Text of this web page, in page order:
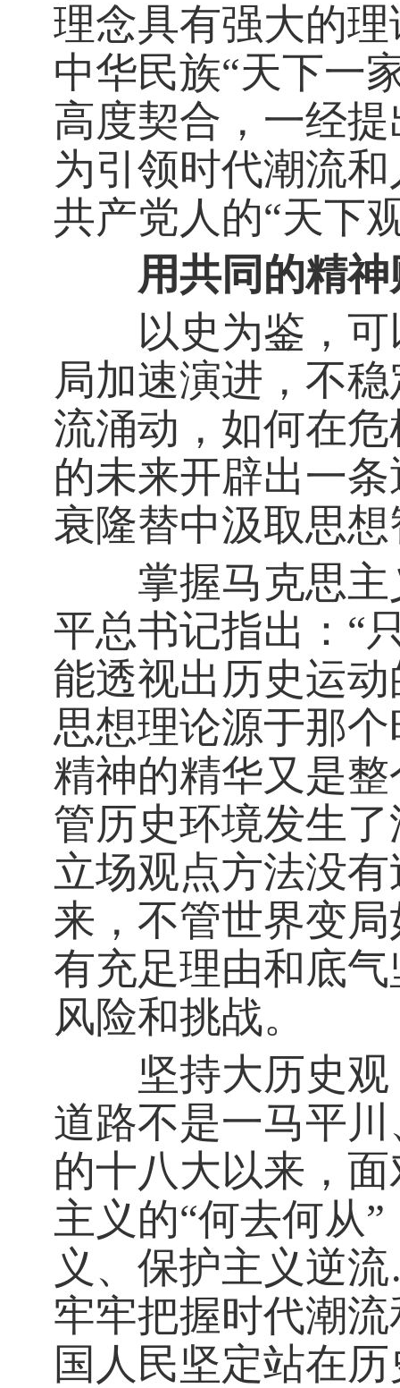
理念具有强大的
中华民族“天下一
高度契合，一经
为引领时代潮流
共产党人的“天下
用共同的精神
以史为鉴，可
局加速演进，不
流涌动，如何在
的未来开辟出一
衰隆替中汲取思
掌握马克思主
平总书记指出：“
能透视出历史运
思想理论源于那
精神的精华又是
管历史环境发生
立场观点方法没
来，不管世界变
有充足理由和底
风险和挑战。
坚持大历史观
道路不是一马平
的十八大以来，
主义的“何去何从
义、保护主义逆
牢牢把握时代潮
国人民坚定站在